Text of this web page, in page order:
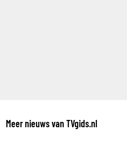
Meer nieuws van TVgids.nl